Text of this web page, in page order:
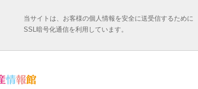
当サイトは、お客様の個人情報を安全に送受信するために
SSL暗号化通信を利用しています。